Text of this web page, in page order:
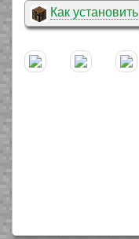
Как установить